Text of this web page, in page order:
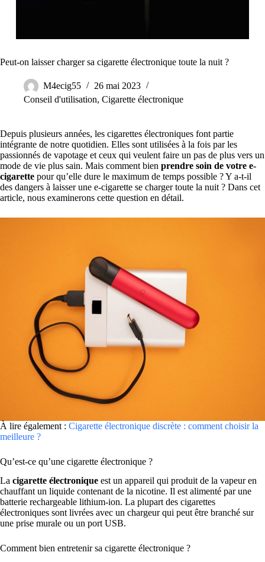
Peut-on laisser charger sa cigarette électronique toute la nuit ?
M4ecig55
26 mai 2023
Conseil d'utilisation, Cigarette électronique
Depuis plusieurs années, les cigarettes électroniques font partie
intégrante de notre quotidien. Elles sont utilisées à la fois par les
passionnés de vapotage et ceux qui veulent faire un pas de plus vers un
mode de vie plus sain. Mais comment bien prendre soin de votre e-
cigarette pour qu’elle dure le maximum de temps possible ? Y a-t-il
des dangers à laisser une e-cigarette se charger toute la nuit ? Dans cet
article, nous examinerons cette question en détail.
À lire également : Cigarette électronique discrète : comment choisir la
meilleure ?
Qu’est-ce qu’une cigarette électronique ?
La cigarette électronique est un appareil qui produit de la vapeur en
chauffant un liquide contenant de la nicotine. Il est alimenté par une
batterie rechargeable lithium-ion. La plupart des cigarettes
électroniques sont livrées avec un chargeur qui peut être branché sur
une prise murale ou un port USB.
Comment bien entretenir sa cigarette électronique ?